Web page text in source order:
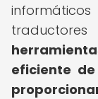
eficiente